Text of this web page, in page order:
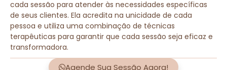
cada sessão para atender às necessidades específicas
de seus clientes. Ela acredita na unicidade de cada
pessoa e utiliza uma combinação de técnicas
terapêuticas para garantir que cada sessão seja eficaz e
transformadora.
Agende Sua Sessão Agora!